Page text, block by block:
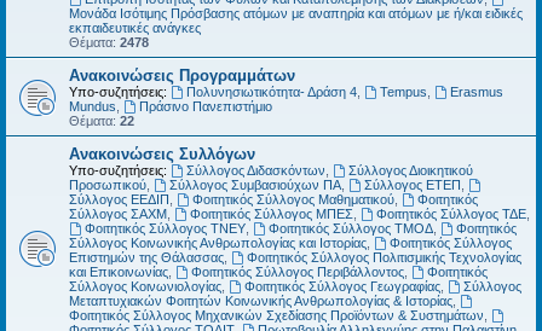
Μονάδα Ισότιμης Πρόσβασης ατόμων με αναπηρία και ατόμων με ή/και ειδικές
εκπαιδευτικές ανάγκες
Θέματα: 2478
Ανακοινώσεις Προγραμμάτων
Υπο-συζητήσεις: Πολυνησιωτικότητα- Δράση 4, Tempus
Erasmus
Mundus
Πράσινο Πανεπιστήμιο
Θέματα: 22
Ανακοινώσεις Συλλόγων
Υπο-συζητήσεις: Σύλλογος Διδασκόντων
Σύλλογος Διοικητικού
Προσωπικού
Σύλλογος Συμβασιούχων ΠΑ, Σύλλογος ΕΤΕΠ
Σύλλογος ΕΕΔΙΠ
Φοιτητικός Σύλλογος Μαθηματικού,
Φοιτητικός
Σύλλογος ΣΑΧΜ
Φοιτητικός Σύλλογος ΜΠΕΣ Φοιτητικός Σύλλογος ΤΔΕ,
Φοιτητικός Σύλλογος ΤΝΕΥ, Φοιτητικός Σύλλογος ΤΜΟΔ,
Φοιτητικός
Σύλλογος Κοινωνικής Ανθρωπολογίας και Ιστορίας
Φοιτητικός Σύλλογος
Επιστημών της Θάλασσας
Φοιτητικός Σύλλογος Πολιτισμικής Τεχνολογίας
και Επικοινωνίας
Φοιτητικός Σύλλογος Περιβάλλοντος,
Φοιτητικός
Σύλλογος Κοινωνιολογίας
Φοιτητικός Σύλλογος Γεωγραφίας,
Σύλλογος
Μεταπτυχιακών Φοιτητών Κοινωνικής Ανθρωπολογίας & Ιστορίας
Φοιτητικός Σύλλογος Μηχανικών Σχεδίασης Προϊόντων & Συστημάτων